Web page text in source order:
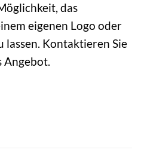
das
eigenen Logo oder
lassen. Kontaktieren Sie
Angebot.